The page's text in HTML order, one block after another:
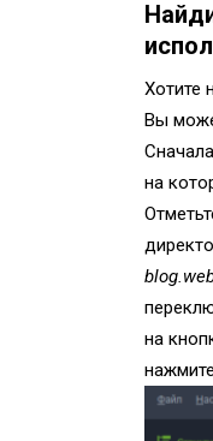
Хотите
Вы
на
на